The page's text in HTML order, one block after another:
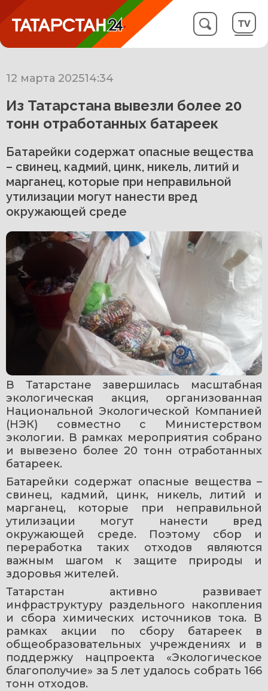
12 марта 202514:34
Из Татарстана вывезли более 20
тонн отработанных батареек
Батарейки содержат опасные вещества
– свинец, кадмий, цинк, никель, литий и
марганец, которые при неправильной
утилизации могут нанести вред
окружающей среде
В Татарстане завершилась масштабная
экологическая акция, организованная
Национальной Экологической Компанией
(НЭК) совместно с Министерством
экологии. В рамках мероприятия собрано
и вывезено более 20 тонн отработанных
батареек.
Батарейки содержат опасные вещества –
свинец, кадмий, цинк, никель, литий и
марганец, которые при неправильной
утилизации могут нанести вред
окружающей среде. Поэтому сбор и
переработка таких отходов являются
важным шагом к защите природы и
здоровья жителей.
Татарстан активно развивает
инфраструктуру раздельного накопления
и сбора химических источников тока. В
рамках акции по сбору батареек в
общеобразовательных учреждениях и в
поддержку нацпроекта «Экологическое
благополучие» за 5 лет удалось собрать 166
тонн отходов.